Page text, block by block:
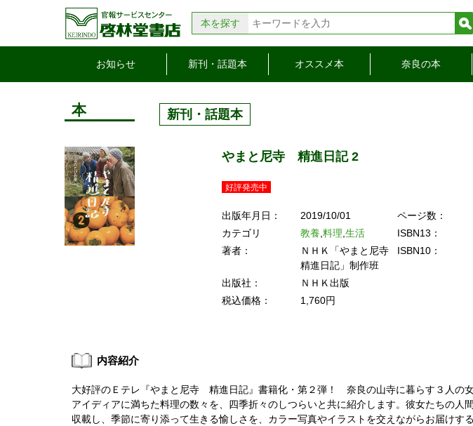
本を探す
お知らせ 新刊・話題本 オススメ本 奈良の本
本 新刊・話題本
やまと尼寺 精進日記 2
好評発売中
出版年月日：
2019/10/01
カテゴリ
教養 ,料理 ,生活
著者：
ＮＨＫ「やまと尼寺
精進日記」制作班
出版社：
ＮＨＫ出版
税込価格：
1,760円
ページ数：
ISBN13：
ISBN10：
内容紹介
大好評のＥテレ『やまと尼寺 精進日記』書籍化・第２弾！ 奈良の山寺に暮らす３人の
アイディアに満ちた料理の数々を、四季折々のしつらいと共に紹介します。彼女たちの人
収載し、季節に寄り添って生きる愉しさを、カラー写真やイラストを交えながらお届けす